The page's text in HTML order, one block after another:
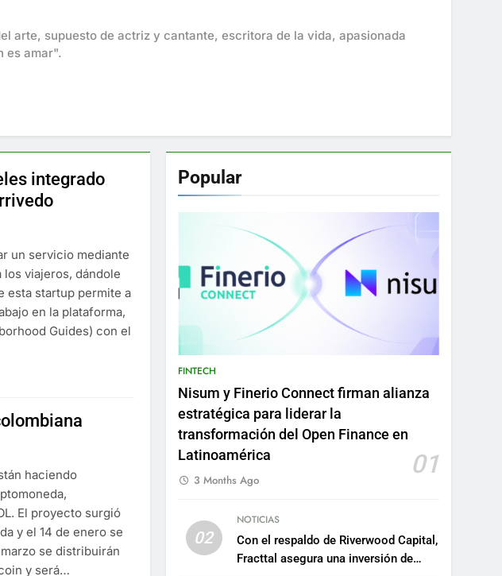
arte, supuesto de actriz y cantante, escritora de la vida, apasionada
es amar".
integrado
un servicio mediante
viajeros, dándole
esta startup permite a
en la plataforma,
Guides) con el
haciendo
El proyecto surgió
y el 14 de enero se
se distribuirán
y será…
Popular
FINTECH
Nisum y Finerio Connect firman alianza
estratégica para liderar la
transformación del Open Finance en
Latinoamérica
01
3 Months Ago
02
NOTICIAS
Con el respaldo de Riverwood Capital,
Fracttal asegura una inversión de